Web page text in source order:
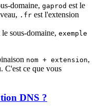
domaine, gaprod est le
.fr est l'extension
le sous-domaine, exemple
nom + extension,
. C'est ce que vous
DNS ?